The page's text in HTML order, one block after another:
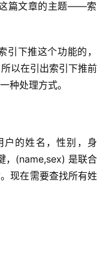
下推这个功能的，
以在引出索引下推前
种处理方式。
的姓名，性别，身
，(name,sex) 是联合
现在需要查找所有姓